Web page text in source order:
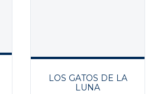
LOS GATOS DE LA
LUNA